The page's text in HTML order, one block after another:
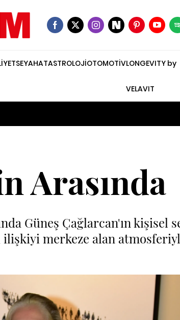
SEYAHATASTROLOJİOTOMOTİVLONGEVITY by
VELAVIT
Arasında
Güneş Çağlarcan'ın kişisel
ilişkiyi merkeze alan